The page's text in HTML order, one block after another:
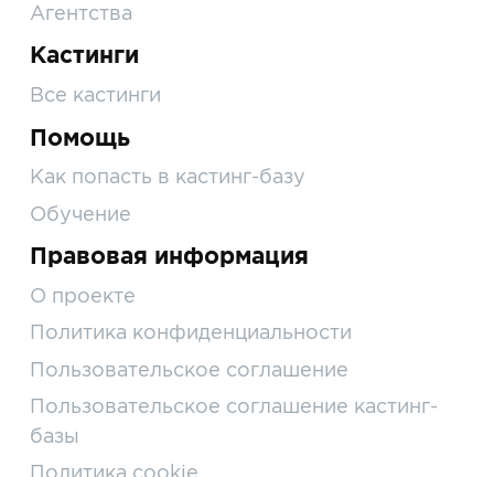
Агентства
Кастинги
Все кастинги
Помощь
Как попасть в кастинг-базу
Обучение
Правовая информация
О проекте
Политика конфиденциальности
Пользовательское соглашение
Пользовательское соглашение кастинг-
базы
Политика cookie